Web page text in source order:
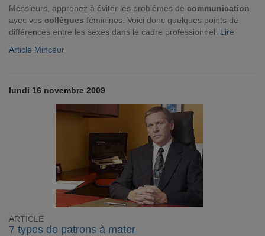
Messieurs, apprenez à éviter les problèmes de communication
avec vos collègues féminines. Voici donc quelques points de
différences entre les sexes dans le cadre professionnel. Lire
Article Minceur
lundi 16 novembre 2009
ARTICLE
7 types de patrons à mater